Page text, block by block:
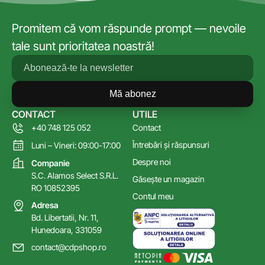
Promitem că vom răspunde prompt — nevoile
tale sunt prioritatea noastră!
Mă abonez
UTILE
Contact
Întrebări și răspunsuri
Despre noi
Găsește un magazin
Contul meu
CONTACT
+40 748 125 052
Luni – Vineri: 09:00-17:00
Companie
S.C. Alamos Select S.R.L.
RO 10852395
Adresa
Bd. Libertatii, Nr. 11,
Hunedoara, 331059
contact@cdpshop.ro